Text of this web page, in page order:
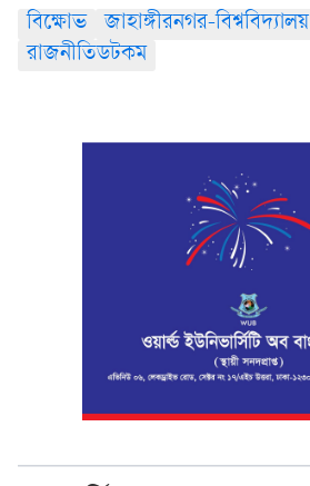
বিক্ষোভ জাহাঙ্গীরনগর-বিশ্ববিদ্যালয়
রাজনীতিডটকম